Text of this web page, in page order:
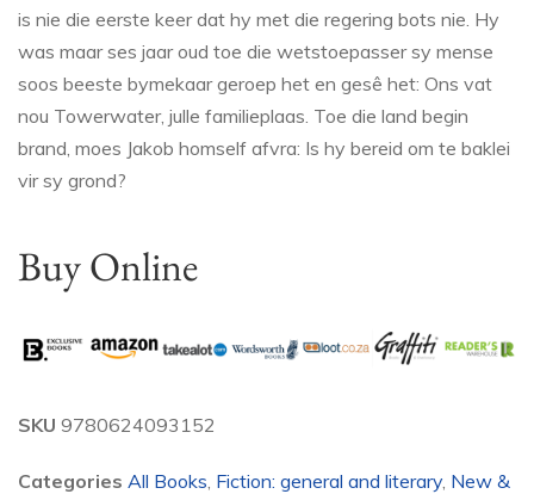
is nie die eerste keer dat hy met die regering bots nie. Hy
was maar ses jaar oud toe die wetstoepasser sy mense
soos beeste bymekaar geroep het en gesê het: Ons vat
nou Towerwater, julle familieplaas. Toe die land begin
brand, moes Jakob homself afvra: Is hy bereid om te baklei
vir sy grond?
Buy Online
SKU 9780624093152
Categories All Books Fiction: general and literary, New &